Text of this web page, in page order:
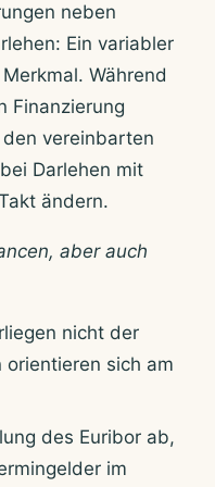
neben
Ein variabler
Während
Finanzierung
vereinbarten
Darlehen mit
ändern.
aber auch
nicht der
orientieren sich am
des Euribor ab,
im